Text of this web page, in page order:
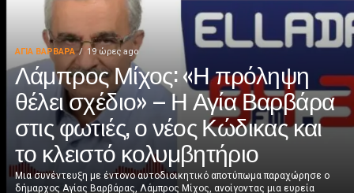
ΑΓΙΑ ΒΑΡΒΑΡΑ 19 ώρες ago
Λάμπρος Μίχος: «Η πρόληψη
θέλει σχέδιο» – Η Αγία Βαρβάρα
στις φωτιές, ο νέος Κώδικας και
το κλειστό κολυμβητήριο
Μια συνέντευξη με έντονο αυτοδιοικητικό αποτύπωμα παραχώρησε ο
δήμαρχος Αγίας Βαρβάρας, Λάμπρος Μίχος, ανοίγοντας μια ευρεία